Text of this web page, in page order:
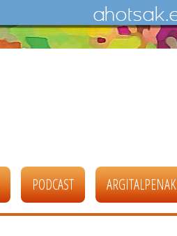
PODCAST ARGITALPENAK